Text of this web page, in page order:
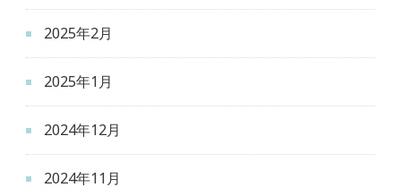
2025年2月
2025年1月
2024年12月
2024年11月